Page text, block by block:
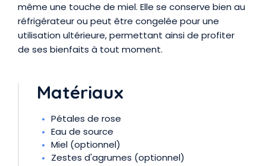
même une touche de miel. Elle se conserve bien au
réfrigérateur ou peut être congelée pour une
utilisation ultérieure, permettant ainsi de profiter
de ses bienfaits à tout moment.
Matériaux
Pétales de rose
Eau de source
Miel (optionnel)
Zestes d'agrumes (optionnel)